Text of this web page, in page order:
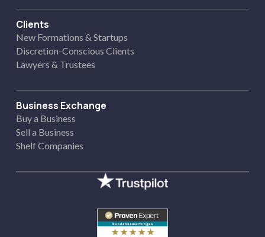
Clients
New Formations & Startups
Discretion-Conscious Clients
Lawyers & Trustees
Business Exchange
Buy a Business
Sell a Business
Shelf Companies